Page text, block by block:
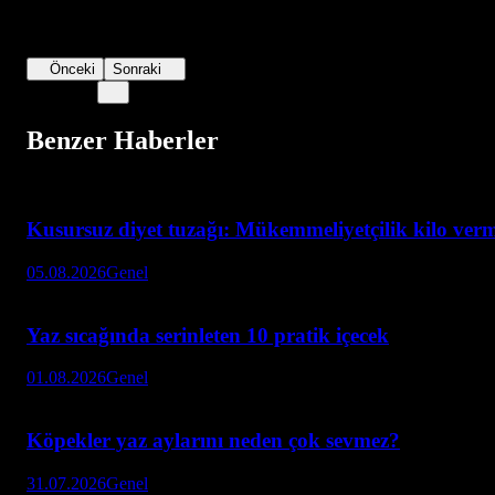
Önceki Sonraki
Benzer Haberler
Kusursuz diyet tuzağı: Mükemmeliyetçilik kilo
05.08.2026Genel
Yaz sıcağında serinleten 10 pratik içecek
01.08.2026Genel
Köpekler yaz aylarını neden çok sevmez?
31.07.2026Genel